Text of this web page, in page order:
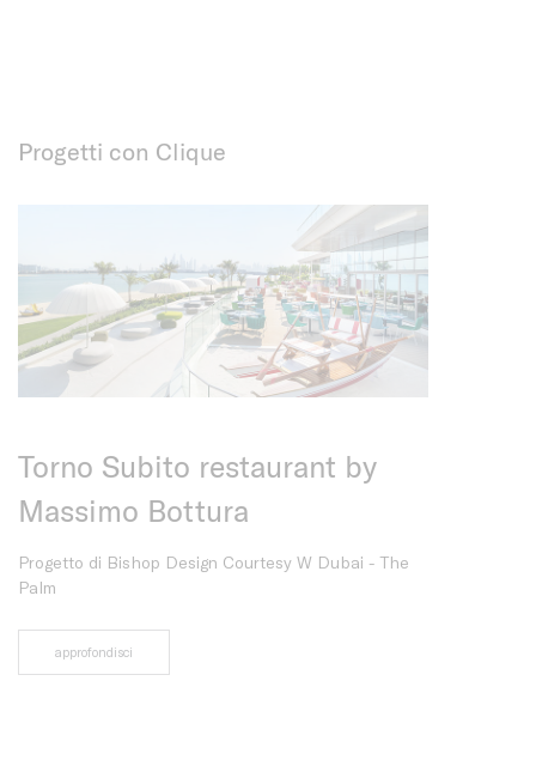
Progetti con Clique
Torno Subito restaurant by
Massimo Bottura
Progetto di Bishop Design Courtesy W Dubai - The
Palm
approfondisci